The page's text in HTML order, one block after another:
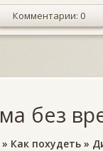
Комментарии: 0
без
» Как похудеть »